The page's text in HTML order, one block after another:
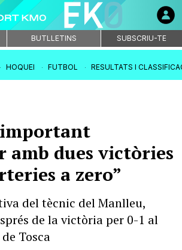
BUTLLETINS SUBSCRIU-TE
HOQUEI FUTBOL RESULTATS I
amb dues victòries
a zero”
del tècnic del Manlleu,
de la victòria per 0-1 al
Tosca